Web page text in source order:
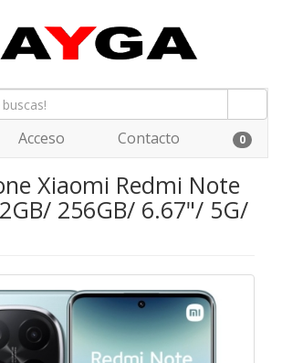
Acceso Contacto 0
Xiaomi Redmi Note
256GB/ 6.67"/ 5G/